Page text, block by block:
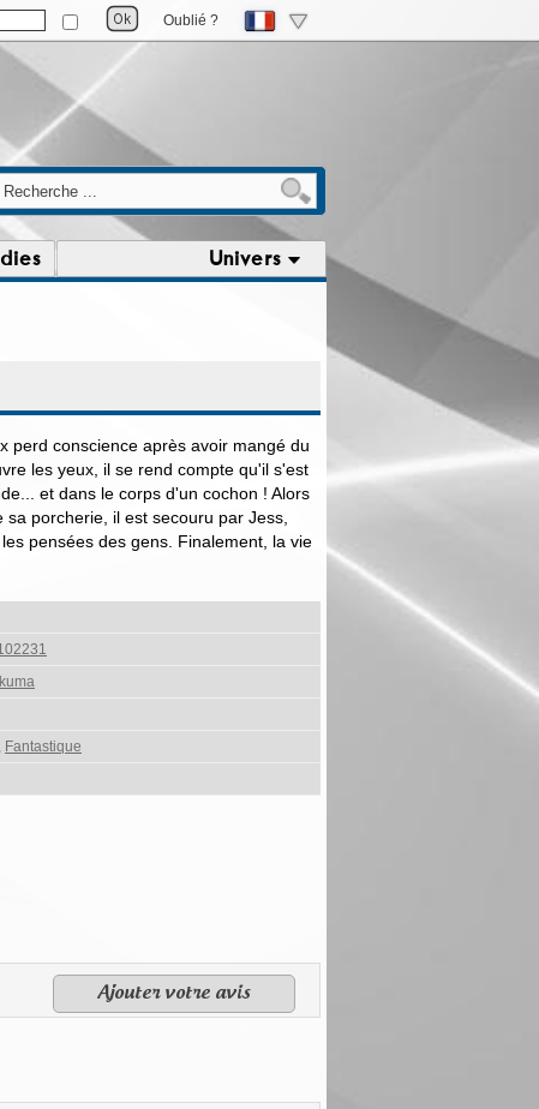
Oublié ?
Univers
perd conscience après avoir mangé du
les yeux, il se rend compte qu'il s'est
et dans le corps d'un cochon ! Alors
porcherie, il est secouru par Jess,
pensées des gens. Finalement, la vie
, Fantastique
Ajouter votre avis